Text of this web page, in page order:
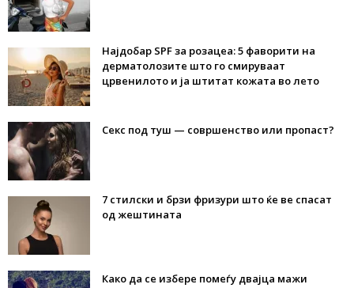
Најдобар SPF за розацеа: 5 фаворити на
дерматолозите што го смируваат
црвенилото и ја штитат кожата во лето
Секс под туш — совршенство или пропаст?
7 стилски и брзи фризури што ќе ве спасат
од жештината
Како да се избере помеѓу двајца мажи